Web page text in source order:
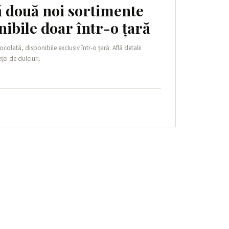
două noi sortimente
doar într-o țară
disponibile exclusiv într-o țară. Află detalii
de dulciuri.